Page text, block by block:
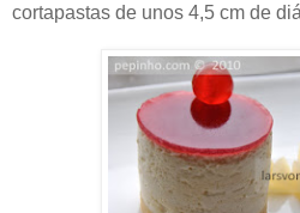
cortapastas de unos 4,5 cm de